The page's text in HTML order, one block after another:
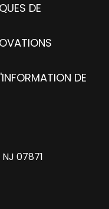
DE
DE
07871